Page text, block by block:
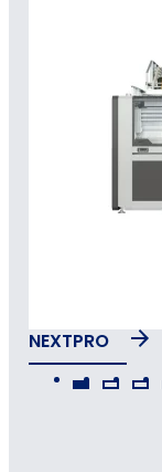
NEXTPRO